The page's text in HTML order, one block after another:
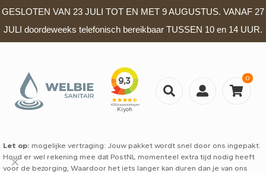
GESLOTEN VAN 23 JULI TOT EN MET 9 AUGUSTUS. VANAF 27
JULI doordeweeks telefonisch bereikbaar TUSSEN 10 en 14 UUR.
0
Let op: mogelijke vertraging: Jouw pakket wordt snel door ons ingepakt.
Houd er wel rekening mee dat PostNL momenteel extra tijd nodig heeft
voor de bezorging, Waardoor het iets langer kan duren dan je van ons
✕